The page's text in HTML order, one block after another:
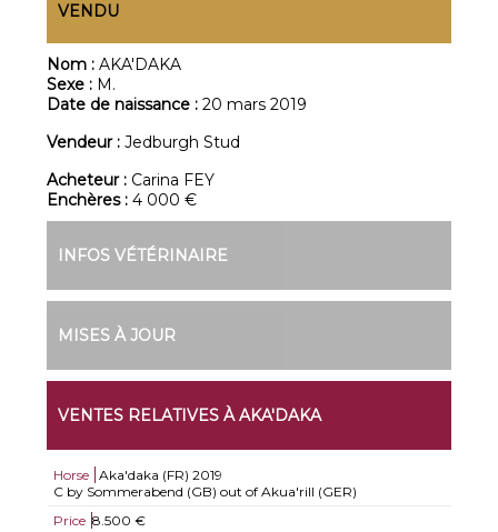
VENDU
Nom :AKA'DAKA
Sexe : M.
Date de naissance :20 mars 2019
Vendeur :Jedburgh Stud
Acheteur : Carina FEY
Enchères :4 000 €
INFOS VÉTÉRINAIRE
MISES À JOUR
VENTES RELATIVES À AKA'DAKA
Horse Aka'daka (FR) 2019
C by Sommerabend (GB) out of Akua'rill (GER)
Price 8.500 €